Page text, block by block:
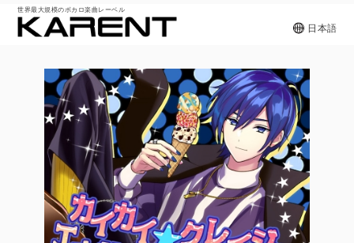
世界最大規模のボカロ楽曲レーベル
日本語